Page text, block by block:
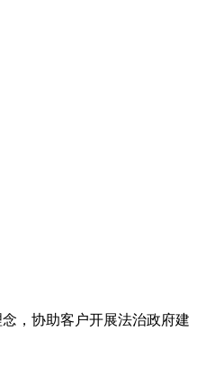
，协助客户开展法治政府建